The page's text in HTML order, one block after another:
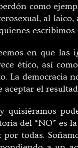
como
al laico,
en que las
ético, así
La democracia
aceptar el
quisiéramos
del “NO” es
por todas.